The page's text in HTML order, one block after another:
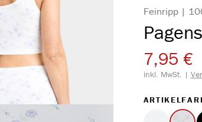
Feinripp |
7,95 €
inkl. MwSt. |